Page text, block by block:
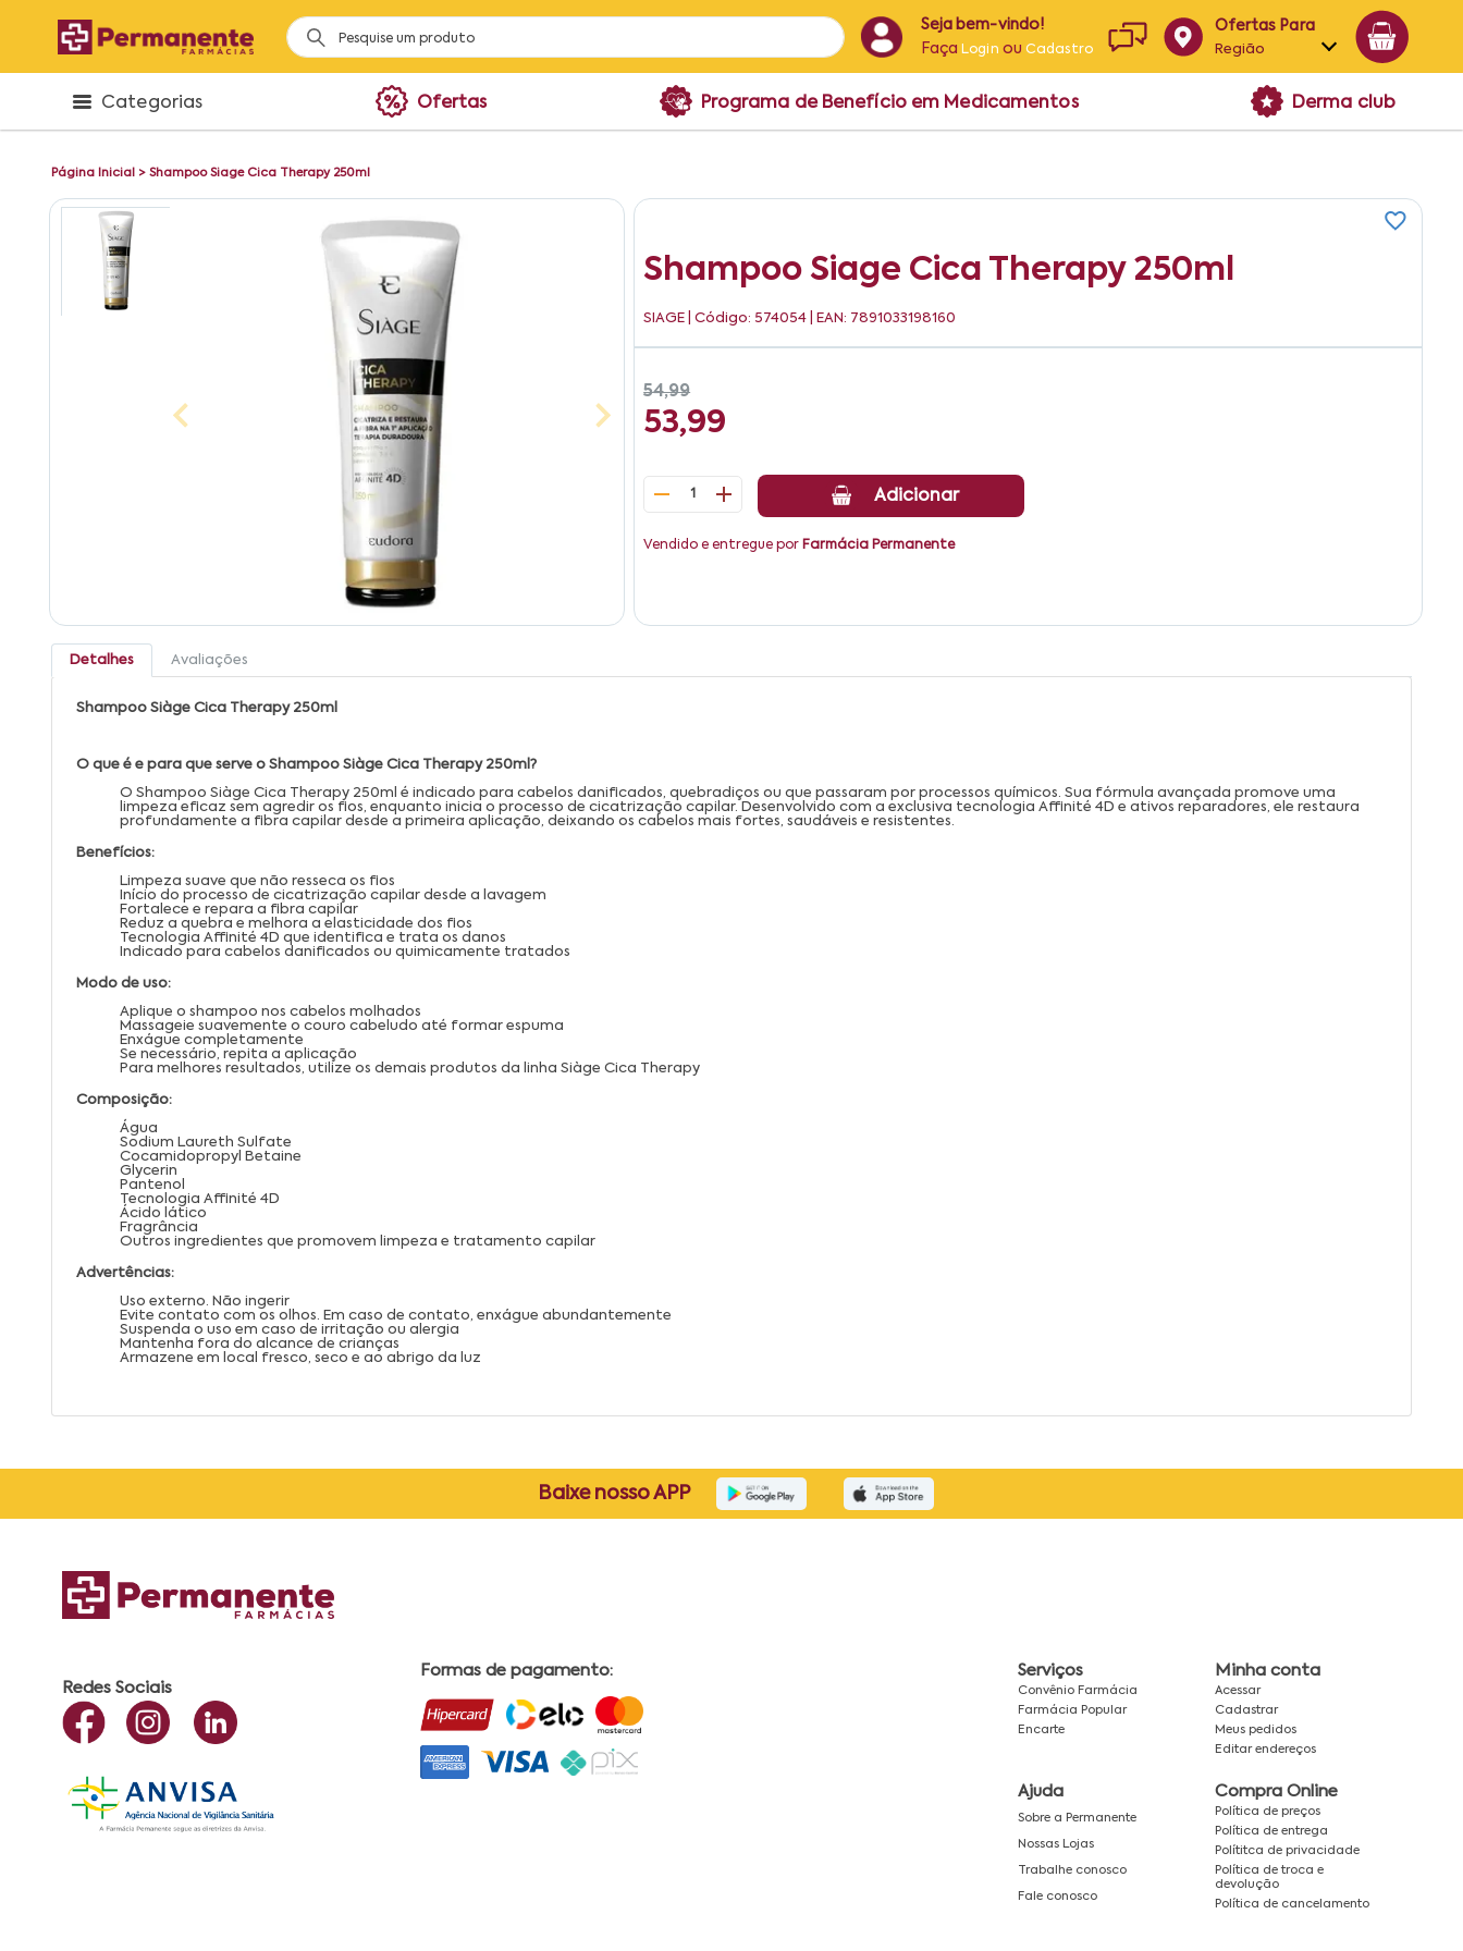
Seja bem-vindo!
Faça Login ouCadastro
Ofertas Para
Região
Alagoas
Categorias Ofertas Programa de Benefício em Medicamentos Derma club
Página Inicial > Shampoo Siage Cica Therapy 250ml
Shampoo Siage Cica Therapy 250ml
SIAGE | Código: 574054 | EAN: 7891033198160
54,99
53,99
1 Adicionar
Vendido e entregue por Farmácia Permanente
Detalhes Avaliações
Shampoo Siàge Cica Therapy 250ml
O que é e para que serve o Shampoo Siàge Cica Therapy 250ml?
O Shampoo Siàge Cica Therapy 250ml é indicado para cabelos danificados, quebradiços ou que passaram por processos químicos. Sua fórmula avançada promove uma
limpeza eficaz sem agredir os fios, enquanto inicia o processo de cicatrização capilar. Desenvolvido com a exclusiva tecnologia Affinité 4D e ativos reparadores, ele restaura
profundamente a fibra capilar desde a primeira aplicação, deixando os cabelos mais fortes, saudáveis e resistentes.
Benefícios:
Limpeza suave que não resseca os fios
Início do processo de cicatrização capilar desde a lavagem
Fortalece e repara a fibra capilar
Reduz a quebra e melhora a elasticidade dos fios
Tecnologia Affinité 4D que identifica e trata os danos
Indicado para cabelos danificados ou quimicamente tratados
Modo de uso:
Aplique o shampoo nos cabelos molhados
Massageie suavemente o couro cabeludo até formar espuma
Enxágue completamente
Se necessário, repita a aplicação
Para melhores resultados, utilize os demais produtos da linha Siàge Cica Therapy
Composição:
Água
Sodium Laureth Sulfate
Cocamidopropyl Betaine
Glycerin
Pantenol
Tecnologia Affinité 4D
Ácido lático
Fragrância
Outros ingredientes que promovem limpeza e tratamento capilar
Advertências:
Uso externo. Não ingerir
Evite contato com os olhos. Em caso de contato, enxágue abundantemente
Suspenda o uso em caso de irritação ou alergia
Mantenha fora do alcance de crianças
Armazene em local fresco, seco e ao abrigo da luz
Baixe nosso APP
Redes Sociais
Formas de pagamento: Serviços
Convênio Farmácia
Farmácia Popular
Encarte
Minha conta
Acessar
Cadastrar
Meus pedidos
Editar endereços
Ajuda
Sobre a Permanente
Nossas Lojas
Trabalhe conosco
Fale conosco
Compra Online
Política de preços
Política de entrega
Polítitca de privacidade
Política de troca e
devolução
Política de cancelamento